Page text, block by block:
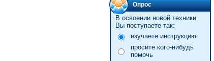
Опрос
В освоении новой техники
Вы поступаете так:
изучаете инструкцию
просите кого-нибудь
помочь